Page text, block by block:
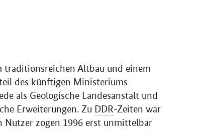
traditionsreichen Altbau und einem
des künftigen Ministeriums
als Geologische Landesanstalt und
Erweiterungen. Zu DDR-Zeiten war
Nutzer zogen 1996 erst unmittelbar